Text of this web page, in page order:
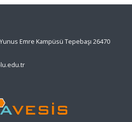
Emre Kampüsü Tepebaşı 26470